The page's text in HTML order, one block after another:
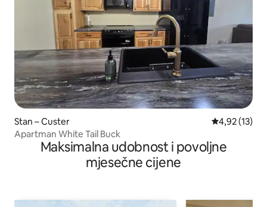
Stan – Custer Prosječna
4,92 (13)
Apartman White Tail Buck
Maksimalna udobnost i povoljne
mjesečne cijene